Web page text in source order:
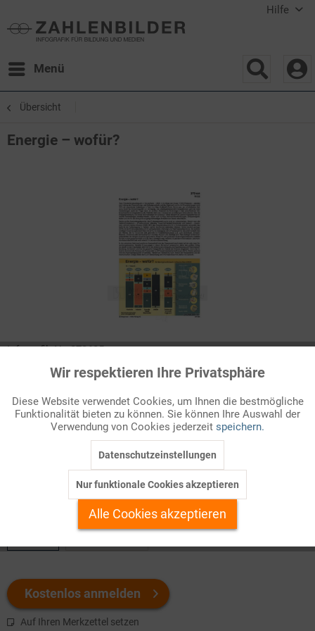
Hilfe
Menü
Übersicht
Energie – wofür?
Infografik Nr. 370605
Ein Land wie Deutschland verbraucht jährlich unvorstellbare
Mengen an Energie in Form von Gas, Kraftstoff, Strom, Kohle,
Holz usw. Aber wozu dienen diese Energiemengen im
einzelnen? Die Antwort darauf fällt für jeden großen
Verbrauchsektor anders aus.
Welchen Download brauchen Sie?
s/w-Version
Kostenlos anmelden
Auf Ihren Merkzettel setzen
Funktionale Aktiv
Marketing Inaktiv
Personalisierung Inaktiv
Service
Wir respektieren Ihre Privatsphäre
Diese Website verwendet Cookies, um Ihnen die bestmögliche
Funktionalität bieten zu können. Sie können Ihre Auswahl der
Verwendung von Cookies jederzeit speichern.
Datenschutzeinstellungen
Nur funktionale Cookies akzeptieren
Alle Cookies akzeptieren